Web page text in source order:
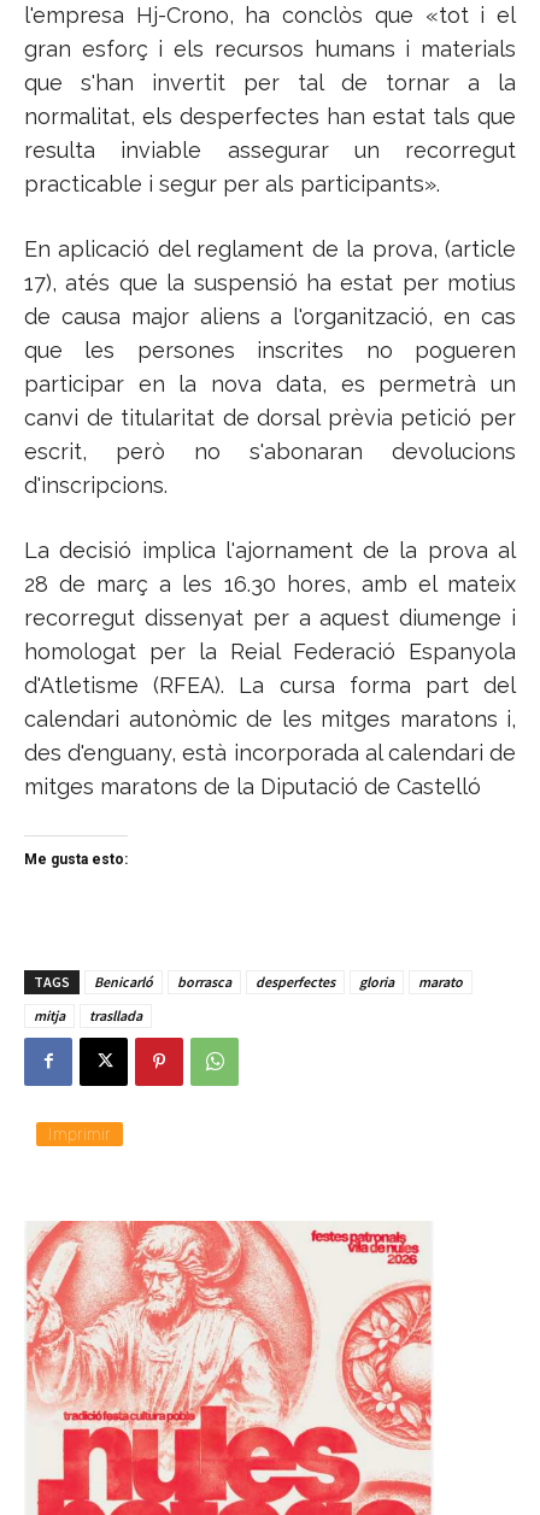
l'empresa Hj-Crono, ha conclòs que «tot i el
gran esforç i els recursos humans i materials
que s'han invertit per tal de tornar a la
normalitat, els desperfectes han estat tals que
resulta inviable assegurar un recorregut
practicable i segur per als participants».
En aplicació del reglament de la prova, (article
17), atés que la suspensió ha estat per motius
de causa major aliens a l'organització, en cas
que les persones inscrites no pogueren
participar en la nova data, es permetrà un
canvi de titularitat de dorsal prèvia petició per
escrit, però no s'abonaran devolucions
d'inscripcions.
La decisió implica l'ajornament de la prova al
28 de març a les 16.30 hores, amb el mateix
recorregut dissenyat per a aquest diumenge i
homologat per la Reial Federació Espanyola
d'Atletisme (RFEA). La cursa forma part del
calendari autonòmic de les mitges maratons i,
des d'enguany, està incorporada al calendari de
mitges maratons de la Diputació de Castelló
Me gusta esto:
TAGS Benicarló borrasca desperfectes gloria
marato
mitja
trasllada
Imprimir